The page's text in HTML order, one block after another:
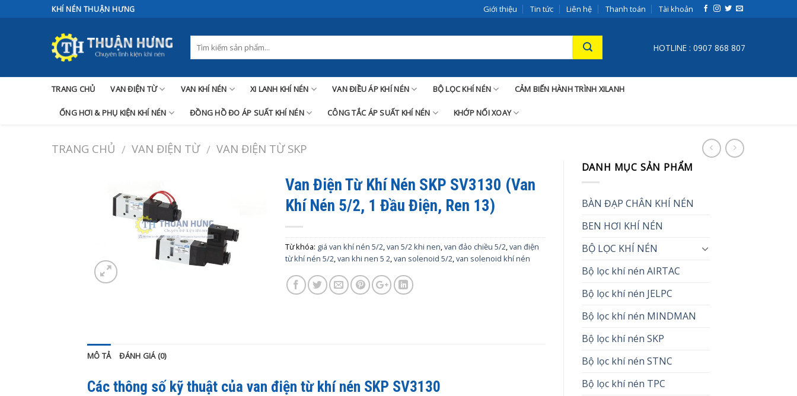
to
KHÍ NÉN THUẬN HƯNG Giới thiệu Tin tức Liên hệ Thanh toán Tài khoản
HOTLINE : 0907 868 807
TRANG CHỦ VAN ĐIỆN TỪ VAN KHÍ NÉN XI LANH KHÍ NÉN VAN ĐIỀU ÁP KHÍ NÉN BỘ LỌC KHÍ NÉN CẢM BIẾN HÀNH TRÌNH XILANH
ỐNG HƠI & PHỤ KIỆN KHÍ NÉN ĐỒNG HỒ ĐO ÁP SUẤT KHÍ NÉN CÔNG TẮC ÁP SUẤT KHÍ NÉN KHỚP NỐI XOAY
TRANG CHỦ / VAN ĐIỆN TỪ / VAN ĐIỆN TỪ SKP
Van Điện Từ Khí Nén SKP SV3130 (Van
Khí Nén 5/2, 1 Đầu Điện, Ren 13)
Từ khóa: giá van khí nén 5/2,van 5/2 khi nen,van đảo chiều 5/2,van điện
từ khí nén 5/2,van khi nen 5 2,van solenoid 5/2,van solenoid khí nén
MÔ TẢ ĐÁNH GIÁ (0)
Các thông số kỹ thuật của van điện từ khí nén SKP SV3130
DANH MỤC SẢN PHẨM
BÀN ĐẠP CHÂN KHÍ NÉN
BEN HƠI KHÍ NÉN
BỘ LỌC KHÍ NÉN
Bộ lọc khí nén AIRTAC
Bộ lọc khí nén JELPC
Bộ lọc khí nén MINDMAN
Bộ lọc khí nén SKP
Bộ lọc khí nén STNC
Bộ lọc khí nén TPC